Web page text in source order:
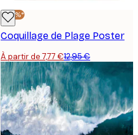
-40%*
Coquillage de Plage Poster
À partir de 7,77 €12,95 €